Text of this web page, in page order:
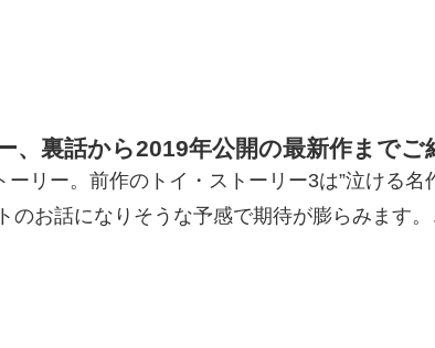
裏話から2019年公開の最新作までご
リー。前作のトイ・ストーリー3は”泣ける
のお話になりそうな予感で期待が膨らみます